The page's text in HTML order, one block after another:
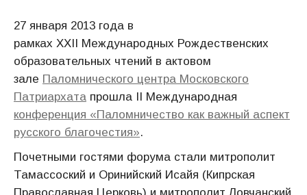
27 января 2013 года в
рамках XXII Международных Рождественских
образовательных чтений в актовом
зале Паломнического центра Московского
Патриархата прошла II Международная
конференция «Паломничество как важный аспект
русского благочестия».
Почетными гостями форума стали митрополит
Тамассоский и Оринийский Исайя (Кипрская